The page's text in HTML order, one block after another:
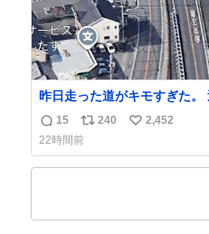
昨日走った道がキモすぎた。
かと思ったよ
返
信
数
15
リ
ポ
ス
240
い
ね
2,452
22時間前